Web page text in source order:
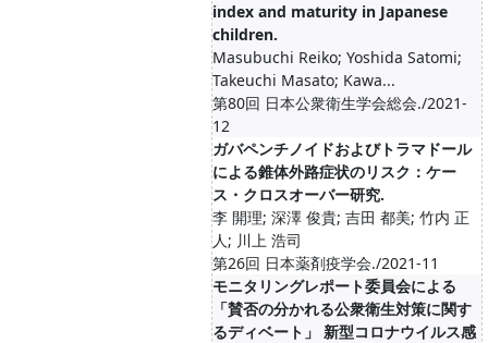
index and maturity in Japanese
children.
Masubuchi Reiko; Yoshida Satomi;
Takeuchi Masato; Kawa...
第80回 日本公衆衛生学会総会./2021-
12
ガバペンチノイドおよびトラマドール
による錐体外路症状のリスク：ケー
ス・クロスオーバー研究.
李 開理; 深澤 俊貴; 吉田 都美; 竹内 正
人; 川上 浩司
第26回 日本薬剤疫学会./2021-11
モニタリングレポート委員会による
「賛否の分かれる公衆衛生対策に関す
るディベート」 新型コロナウイルス感